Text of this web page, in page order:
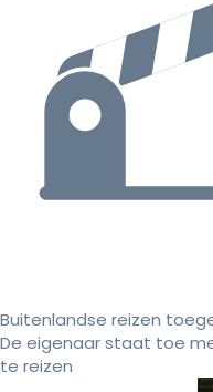
Buitenlandse reizen
De eigenaar staat toe
te reizen